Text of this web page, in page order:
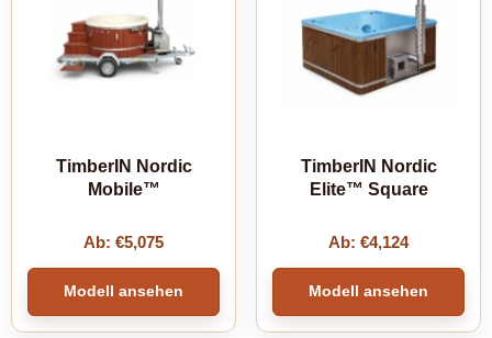
TimberIN Nordic
Mobile™
Ab: €5,075
Modell ansehen
TimberIN Nordic
Elite™ Square
Ab: €4,124
Modell ansehen